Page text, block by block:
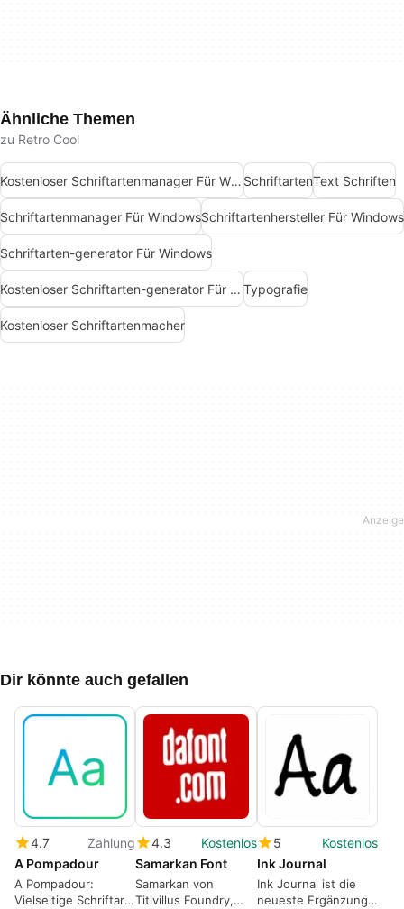
Ähnliche Themen
zu Retro Cool
Kostenloser Schriftartenmanager Für Windows SchriftartenText Schriften
Schriftartenmanager Für WindowsSchriftartenhersteller Für Windows
Schriftarten-generator Für Windows
Kostenloser Schriftarten-generator Für Windows Typografie
Kostenloser Schriftartenmacher
Dir könnte auch gefallen
4.7
Zahlung
A Pompadour
A Pompadour:
Vielseitige Schriftart
4.3
Kostenlos
Samarkan Font
Samarkan von
Titivillus Foundry,
5
Kostenlos
Ink Journal
Ink Journal ist die
neueste Ergänzung